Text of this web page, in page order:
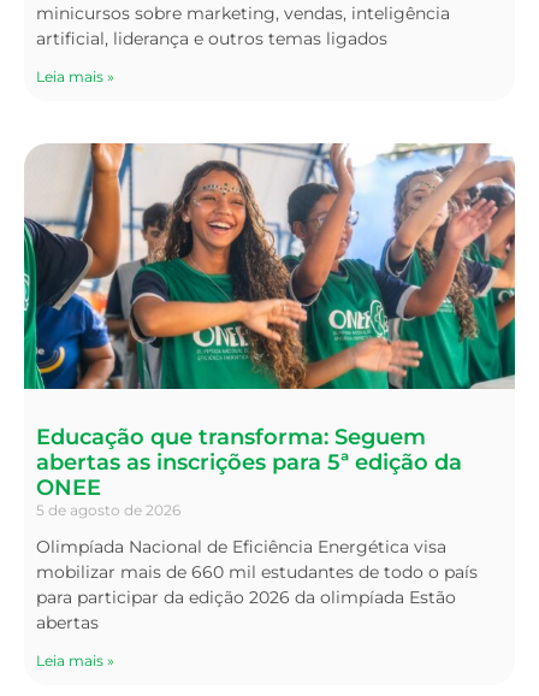
minicursos sobre marketing, vendas, inteligência
artificial, liderança e outros temas ligados
Leia mais »
Educação que transforma: Seguem
abertas as inscrições para 5ª edição da
ONEE
5 de agosto de 2026
Olimpíada Nacional de Eficiência Energética visa
mobilizar mais de 660 mil estudantes de todo o país
para participar da edição 2026 da olimpíada Estão
abertas
Leia mais »